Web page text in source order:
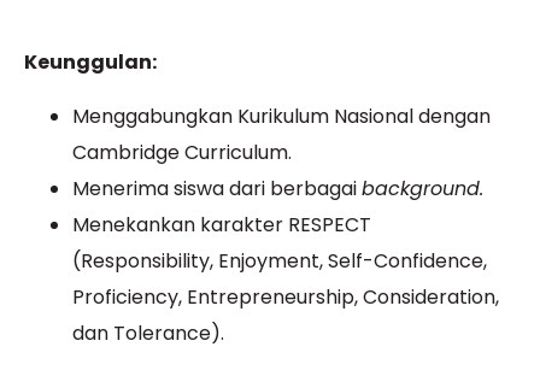
Keunggulan:
Menggabungkan Kurikulum Nasional dengan
Cambridge Curriculum.
Menerima siswa dari berbagaibackground.
Menekankan karakter RESPECT
(Responsibility, Enjoyment, Self-Confidence,
Proficiency, Entrepreneurship, Consideration,
dan Tolerance).